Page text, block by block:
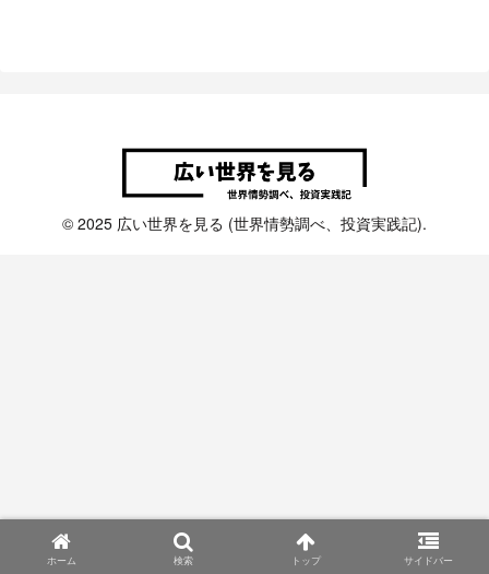
© 2025 広い世界を見る (世界情勢調べ、投資実践記).
ホーム 検索 トップ サイドバー